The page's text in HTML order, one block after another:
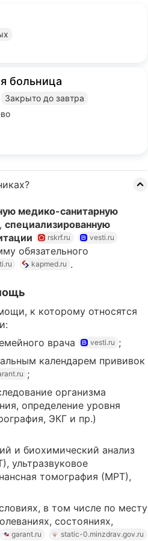
больница
Закрыто до завтра
медико-санитарную
, специализированную
rskrf.ru
vesti.ru
обязательного
kapmed.ru .
к которому относятся
врача
vesti.ru ;
календарем прививок
;
организма
определение уровня
ЭКГ и пр.)
и биохимический анализ
ультразвуковое
томография (МРТ),
в том числе по месту
состояниях,
garant.ru static-0.minzdrav.gov.ru